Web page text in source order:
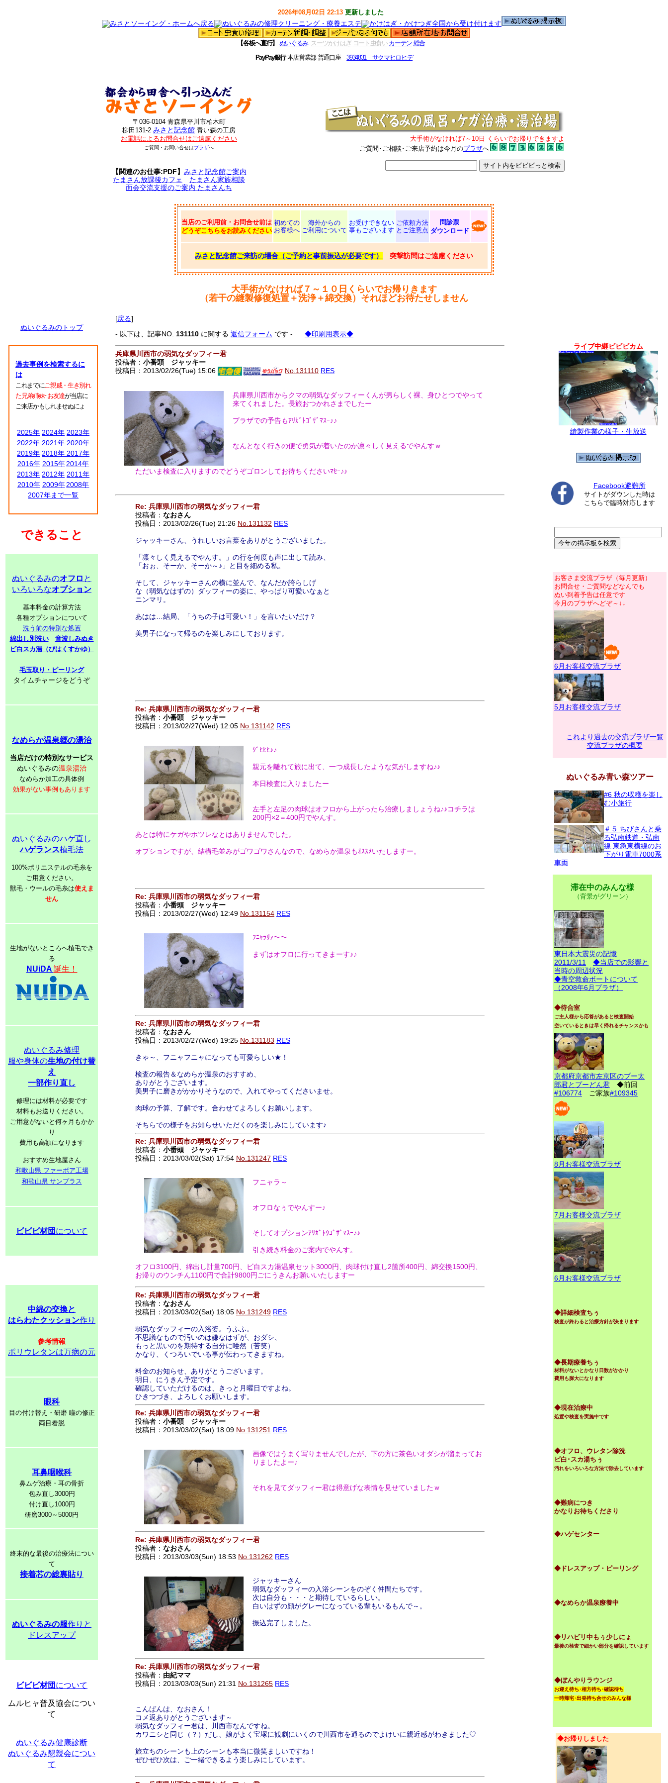
2026年08月02日 22:13 更新しました
【各板へ直行】 ぬいぐるみ スーツかけはぎ コート虫食い カーテン 総合
PayPay銀行本店営業部 普通口座3934831 サクマヒロヒデ
〒036-0104 青森県平川市柏木町
柳田131-2 みさと記念館 青い森の工房
お電話によるお問合せはご遠慮ください
ご質問・お問い合せはプラザへ
【関連のお仕事:PDF】 みさと記念館ご案内
たまさん放課後カフェ
たまさん家族相談
面会交流支援のご案内 たまさんち
大手術がなければ7～10日 くらいでお帰りできますよ
ご質問･ご相談･ご来店予約は今月のプラザへ
当店のご利用前・お問合せ前は
どうぞこちらをお読みください
初めての
お客様へ
海外からの
ご利用について
お受けできない
事もございます
ご依頼方法
とご注意点
問診票
ダウンロード
みさと記念館ご来訪の場合（ご予約と事前振込が必要です） 突撃訪問はご遠慮ください
大手術がなければ７～１０日くらいでお帰りきます
（若干の縫製修復処置＋洗浄＋綿交換）それほどお待たせしません
ぬいぐるみのトップ
過去事例を検索するに
は
これまでにご親戚・生き別れ
た兄弟姉妹･お友達が当店に
ご来店かもしれませぬにょ
2025年 2024年 2023年
2022年 2021年 2020年
2019年 2018年 2017年
2016年 2015年 2014年
2013年 2012年 2011年
2010年 2009年 2008年
2007年まで一覧
できること
ぬいぐるみのオフロ と
いろいろなオプション
基本料金の計算方法
各種オプションについて
洗う前の特別な処置
綿出し別洗い
音波しみぬき
ビ白スカ湯（びはくすかゆ）
毛玉取り・ピーリング
タイムチャージをどうぞ
なめらか温泉郷の湯治
当店だけの特別なサービス
ぬいぐるみの温泉湯治
なめらか加工の具体例
効果がない事例もあります
ぬいぐるみのハゲ直し
ハゲランス植毛法
100%ポリエステルの毛糸を
ご用意ください。
獣毛・ウールの毛糸は使えま
せん
生地がないところへ植毛でき
る
NUiDA 誕生！
ぬいぐるみ修理
服や身体の生地の付け替
え
一部作り直し
修理には材料が必要です
材料もお送りください。
ご用意がないと何ヶ月もかか
り
費用も高額になります
おすすめ生地屋さん
和歌山県 ファーボア工場
和歌山県 サンプラス
ビビビ材団 について
中綿の交換と
はらわたクッション作り
参考情報
ポリウレタンは万病の元
眼科
目の付け替え・研磨 瞳の修正
両目着脱
耳鼻咽喉科
鼻ムゲ治療・耳の骨折
包み直し3000円
付け直し1000円
研磨3000～5000円
終末的な最後の治療法につい
て
接着芯の総裏貼り
ぬいぐるみの服作りと
ドレスアップ
ビビビ材団 について
ムルヒャ普及協会につい
て
ぬいぐるみ健康診断
ぬいぐるみ懇親会につい
て
[戻る]
- 以下は、記事NO. 131110 に関する 返信フォーム です - ◆印刷用表示◆
兵庫県川西市の弱気なダッフィー君
投稿者： 小番頭 ジャッキー
投稿日：2013/02/26(Tue) 15:06
No.131110 RES
兵庫県川西市からクマの弱気なダッフィーくんが男らしく裸、身ひとつでやって
来てくれました。長旅おつかれさまでしたー
プラザでの予告もｱﾘｶﾞﾄｺﾞｻﾞﾏｽｰ♪♪
なんとなく行きの便で勇気が着いたのか凛々しく見えるでやんすｗ
ただいま検査に入りますのでどうぞゴロンしてお待ちくださいﾏｾｰ♪♪
Re: 兵庫県川西市の弱気なダッフィー君
投稿者： なおさん
投稿日：2013/02/26(Tue) 21:26 No.131132 RES
ジャッキーさん、うれしいお言葉をありがとうございました。
「凛々しく見えるでやんす。」の行を何度も声に出して読み、
「おぉ、そーか、そーか～♪」と目を細める私。
そして、ジャッキーさんの横に並んで、なんだか誇らしげ
な（弱気なはずの）ダッフィーの姿に、やっぱり可愛いなぁと
ニンマリ。
あはは…結局、「うちの子は可愛い！」を言いたいだけ？
美男子になって帰るのを楽しみにしております。
Re: 兵庫県川西市の弱気なダッフィー君
投稿者： 小番頭 ジャッキー
投稿日：2013/02/27(Wed) 12:05 No.131142 RES
ｸﾞﾋﾋﾋ♪♪
親元を離れて旅に出て、一つ成長したような気がしますね♪♪
本日検査に入りましたー
左手と左足の肉球はオフロから上がったら治療しましょうね♪♪コチラは
200円×2＝400円でやんす。
あとは特にケガやホツレなとはありませんでした。
オプションですが、結構毛並みがゴワゴワさんなので、なめらか温泉もｵｽｽﾒいたしますー。
Re: 兵庫県川西市の弱気なダッフィー君
投稿者： 小番頭 ジャッキー
投稿日：2013/02/27(Wed) 12:49 No.131154 RES
ﾌﾆｬﾗﾘｧ～～
まずはオフロに行ってきまーす♪♪
Re: 兵庫県川西市の弱気なダッフィー君
投稿者： なおさん
投稿日：2013/02/27(Wed) 19:25 No.131183 RES
きゃ～、フニャフニャになっても可愛らしい★！
検査の報告＆なめらか温泉のおすすめ、
ありがとうございます。
美男子に磨きがかかりそうなので、入れてやってくださいませ。
肉球の予算、了解です。合わせてよろしくお願いします。
そちらでの様子をお知らせいただくのを楽しみにしています♪
Re: 兵庫県川西市の弱気なダッフィー君
投稿者： 小番頭 ジャッキー
投稿日：2013/03/02(Sat) 17:54 No.131247 RES
フニャラ～
オフロなぅでやんすー♪
そしてオプションｱﾘｶﾞﾄｳｺﾞｻﾞﾏｽｰ♪♪
引き続き料金のご案内でやんす。
オフロ3100円、綿出し計量700円、ビ白スカ湯温泉セット3000円、肉球付け直し2箇所400円、綿交換1500円、
お帰りのウンチん1100円で合計9800円ごにうきんお願いいたしますー
Re: 兵庫県川西市の弱気なダッフィー君
投稿者： なおさん
投稿日：2013/03/02(Sat) 18:05 No.131249 RES
弱気なダッフィーの入浴姿。うふふ。
不思議なもので汚いのは嫌なはずが、おダシ、
もっと黒いのを期待する自分に唖然（苦笑）
かなり、くつろいでいる事が伝わってきますね。
料金のお知らせ、ありがとうございます。
明日、にうきん予定です。
確認していただけるのは、きっと月曜日ですよね。
ひきつづき、よろしくお願いします。
Re: 兵庫県川西市の弱気なダッフィー君
投稿者： 小番頭 ジャッキー
投稿日：2013/03/02(Sat) 18:09 No.131251 RES
画像ではうまく写りませんでしたが、下の方に茶色いオダシが溜まってお
りましたよー♪
それを見てダッフィー君は得意げな表情を見せていましたｗ
Re: 兵庫県川西市の弱気なダッフィー君
投稿者： なおさん
投稿日：2013/03/03(Sun) 18:53 No.131262 RES
ジャッキーさん
弱気なダッフィーの入浴シーンをのぞく仲間たちです。
次は自分も・・・と期待しているらしい。
白いはずの顔がグレーになっている輩もいるもんで～。
振込完了しました。
Re: 兵庫県川西市の弱気なダッフィー君
投稿者： 由紀ママ
投稿日：2013/03/03(Sun) 21:31 No.131265 RES
こんばんは、なおさん！
コメ返ありがとうございます～
弱気なダッフィー君は、川西市なんですね。
カワニシと同じ（？）だし、娘がよく宝塚に観劇にいくので川西市を通るのでよけいに親近感がわきました♡
旅立ちのシーンも上のシーンも本当に微笑ましいですね！
ぜひぜひ次は、ご一緒できるよう楽しみにしています。
ライブ中継ビビビカム
縫製作業の様子・生放送
Facebook避難所
サイトがダウンした時は
こちらで臨時対応します
お客さま交流プラザ（毎月更新）
お問合せ・ご質問などなんでも
ぬい到着予告は任意です
今月のプラザへどぞ～↓↓
6月お客様交流プラザ
5月お客様交流プラザ
これより過去の交流プラザ一覧
交流プラザの概要
ぬいぐるみ青い森ツアー
#6 秋の収穫を楽し
む小旅行
＃５ ちびさんと乗
る弘南鉄道・弘南
線 東急東横線のお
下がり電車7000系
車両
滞在中のみんな様
（背景がグリーン）
東日本大震災の記憶
2011/3/11
◆当店での影響と
当時の周辺状況
◆青空救命ボートについて
（2008年6月プラザ）
◆待合室
ご主人様から応答があると検査開始
空いているときは早く帰れるチャンスかも
京都府京都市左京区のプー太
郎君とプーどん君 ◆前回
#106774 ご家族#109345
8月お客様交流プラザ
7月お客様交流プラザ
6月お客様交流プラザ
◆詳細検査ちぅ
検査が終わると治療方針が決まります
◆長期療養ちぅ
材料がないとかなり日数がかかり
費用も膨大になります
◆現在治療中
処置や検査を実施中です
◆オフロ、ウレタン除洗
ビ白･スカ湯ちぅ
汚れをいろいろな方法で除去しています
◆難病につき
かなりお待ちくださり
◆ハゲセンター
◆ドレスアップ・ピーリング
◆なめらか温泉療養中
◆リハビリ中もぅ少しにょ
最後の検査で細かい部分を確認しています
◆ぼんやりラウンジ
お迎え待ち･相方待ち･確認待ち
一時帰宅･出発待ち合せのみんな様
◆お帰りしました